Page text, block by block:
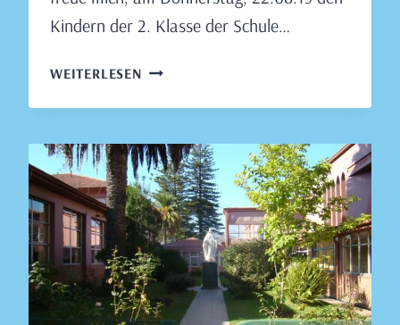
Kindern der 2. Klasse der Schule…
WEITERLESENLESUNG
DER
COLEGIO
SANTA
LUISA,
CONCEPCIÓN,
22.
AUGUST
2019